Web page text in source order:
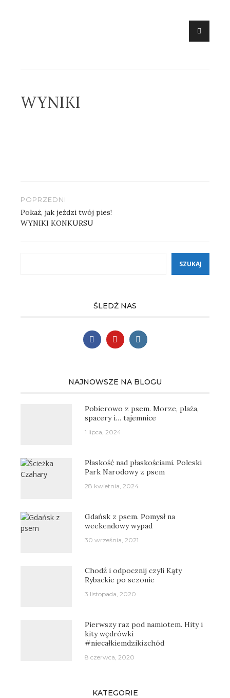
WYNIKI
Nawigacja
wpisu
POPRZEDNI
Pokaż, jak jeździ twój pies!
WYNIKI KONKURSU
SZUKAJ
ŚLEDŹ NAS
NAJNOWSZE NA BLOGU
Pobierowo z psem. Morze, plaża,
spacery i… tajemnice
1 lipca, 2024
Płaskość nad płaskościami. Poleski
Park Narodowy z psem
28 kwietnia, 2024
Gdańsk z psem. Pomysł na
weekendowy wypad
30 września, 2021
Chodź i odpocznij czyli Kąty
Rybackie po sezonie
3 listopada, 2020
Pierwszy raz pod namiotem. Hity i
kity wędrówki
#niecałkiemdzikizchód
8 czerwca, 2020
KATEGORIE